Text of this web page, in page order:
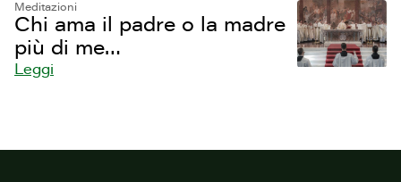
Meditazioni
Chi ama il padre o la madre
più di me…
Leggi